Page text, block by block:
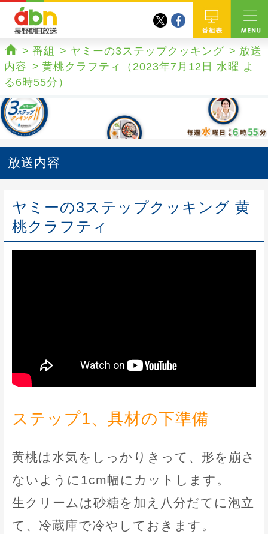
番組
twitterfacebook
ホーム
番組 ヤミーの3ステップクッキング
放送
内容
黄桃クラフティ（2023年7月12日 水曜 よ
る6時55分）
放送内容
ヤミーの3ステップクッキング 黄
桃クラフティ
ステップ1、具材の下準備
黄桃は水気をしっかりきって、形を崩さ
ないように1cm幅にカットします。
生クリームは砂糖を加え八分だてに泡立
て、冷蔵庫で冷やしておきます。